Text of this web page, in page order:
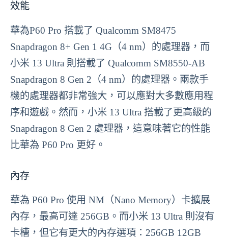
效能
華為P60 Pro 搭載了 Qualcomm SM8475
Snapdragon 8+ Gen 1 4G（4 nm）的處理器，而
小米 13 Ultra 則搭載了 Qualcomm SM8550-AB
Snapdragon 8 Gen 2（4 nm）的處理器。兩款手
機的處理器都非常強大，可以應對大多數應用程
序和遊戲。然而，小米 13 Ultra 搭載了更高級的
Snapdragon 8 Gen 2 處理器，這意味著它的性能
比華為 P60 Pro 更好。
內存
華為 P60 Pro 使用 NM（Nano Memory）卡擴展
內存，最高可達 256GB。而小米 13 Ultra 則沒有
卡槽，但它有更大的內存選項：256GB 12GB